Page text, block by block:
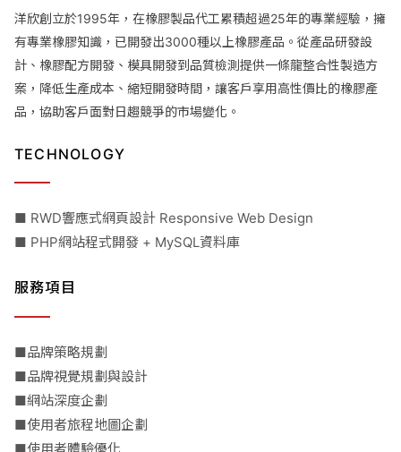
洋欣創立於1995年，在橡膠製品代工累積超過25年的專業經驗，擁
有專業橡膠知識，已開發出3000種以上橡膠產品。從產品研發設
計、橡膠配方開發、模具開發到品質檢測提供一條龍整合性製造方
案，降低生產成本、縮短開發時間，讓客戶享用高性價比的橡膠產
品，協助客戶面對日趨競爭的市場變化。
TECHNOLOGY
■ RWD響應式網頁設計 Responsive Web Design
■ PHP網站程式開發 + MySQL資料庫
服務項目
■品牌策略規劃
■品牌視覺規劃與設計
■網站深度企劃
■使用者旅程地圖企劃